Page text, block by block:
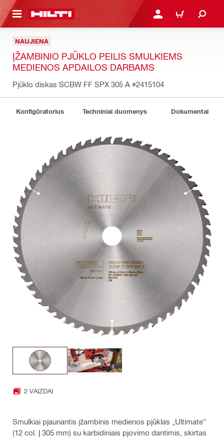
TURINIO PRISIJUNGTI ARBA
PIRKINIŲ
NAUJIENA
ĮŽAMBINIO PJŪKLO PEILIS SMULKIEMS
MEDIENOS APDAILOS DARBAMS
Pjūklo diskas SCBW FF SPX 305 A #2415104
Konfigūratorius Techniniai duomenys Dokumentai
2 VAIZDAI
Smulkiai pjaunantis įžambinis medienos pjūklas „Ultimate“
(12 col. | 305 mm) su karbidiniais pjovimo dantimis, skirtas